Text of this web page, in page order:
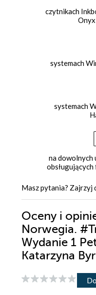
czytnikach
systemach
systemach
na dowolnych
Masz pytania? Zajrzyj
Oceny i
Norwegia.
Wydanie 1
Katarzyna